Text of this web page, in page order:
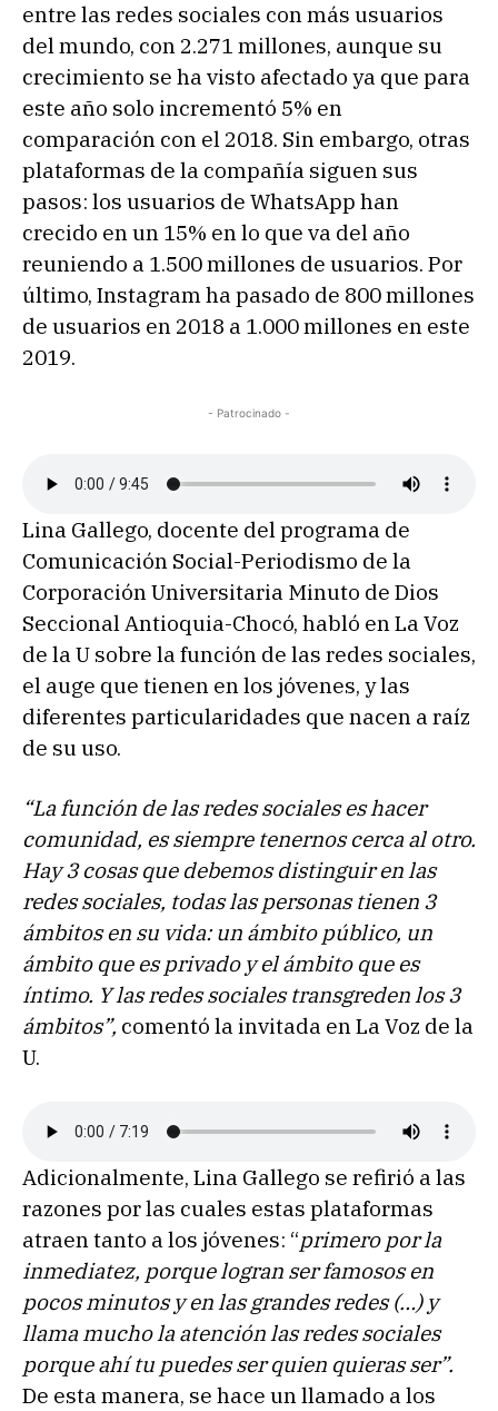
entre las redes sociales con más usuarios
del mundo, con 2.271 millones, aunque su
crecimiento se ha visto afectado ya que para
este año solo incrementó 5% en
comparación con el 2018. Sin embargo, otras
plataformas de la compañía siguen sus
pasos: los usuarios de WhatsApp han
crecido en un 15% en lo que va del año
reuniendo a 1.500 millones de usuarios. Por
último, Instagram ha pasado de 800 millones
de usuarios en 2018 a 1.000 millones en este
2019.
- Patrocinado -
Lina Gallego, docente del programa de
Comunicación Social-Periodismo de la
Corporación Universitaria Minuto de Dios
Seccional Antioquia-Chocó, habló en La Voz
de la U sobre la función de las redes sociales,
el auge que tienen en los jóvenes, y las
diferentes particularidades que nacen a raíz
de su uso.
“La función de las redes sociales es hacer
comunidad, es siempre tenernos cerca al otro.
Hay 3 cosas que debemos distinguir en las
redes sociales, todas las personas tienen 3
ámbitos en su vida: un ámbito público, un
ámbito que es privado y el ámbito que es
íntimo. Y las redes sociales transgreden los 3
ámbitos”, comentó la invitada en La Voz de la
U.
Adicionalmente, Lina Gallego se refirió a las
razones por las cuales estas plataformas
atraen tanto a los jóvenes: “primero por la
inmediatez, porque logran ser famosos en
pocos minutos y en las grandes redes (…) y
llama mucho la atención las redes sociales
porque ahí tu puedes ser quien quieras ser”.
De esta manera, se hace un llamado a los